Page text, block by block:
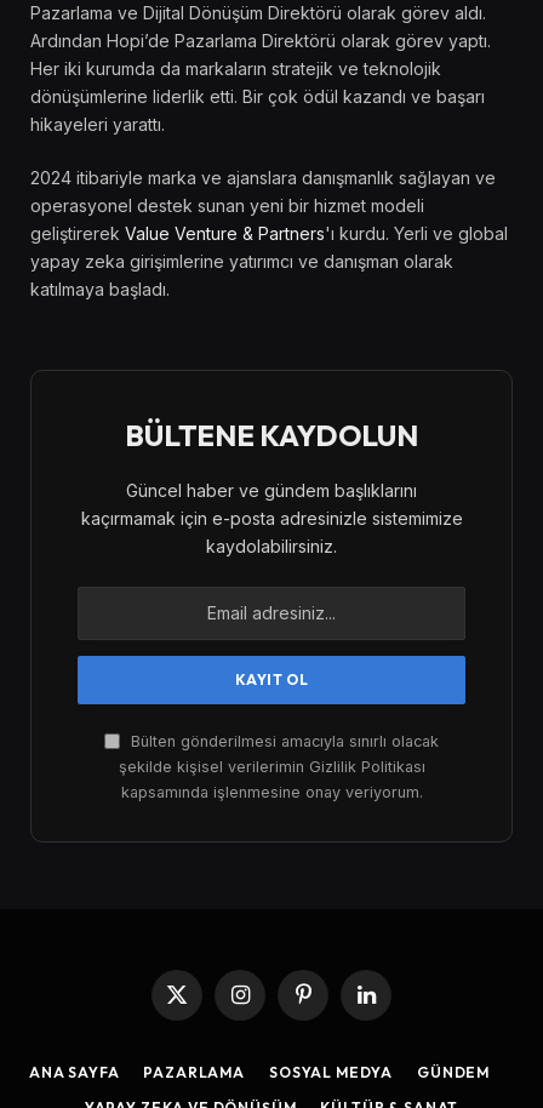
Pazarlama ve Dijital Dönüşüm Direktörü olarak görev aldı.
Ardından Hopi’de Pazarlama Direktörü olarak görev yaptı.
Her iki kurumda da markaların stratejik ve teknolojik
dönüşümlerine liderlik etti. Bir çok ödül kazandı ve başarı
hikayeleri yarattı.
2024 itibariyle marka ve ajanslara danışmanlık sağlayan ve
operasyonel destek sunan yeni bir hizmet modeli
geliştirerek Value Venture & Partners'ı kurdu. Yerli ve global
yapay zeka girişimlerine yatırımcı ve danışman olarak
katılmaya başladı.
BÜLTENE KAYDOLUN
Güncel haber ve gündem başlıklarını
kaçırmamak için e-posta adresinizle sistemimize
kaydolabilirsiniz.
Bülten gönderilmesi amacıyla sınırlı olacak
şekilde kişisel verilerimin Gizlilik Politikası
kapsamında işlenmesine onay veriyorum.
X
(Twitter)
InstagramPinterestLinkedIn
ANA SAYFA PAZARLAMA SOSYAL MEDYA
GÜNDEM